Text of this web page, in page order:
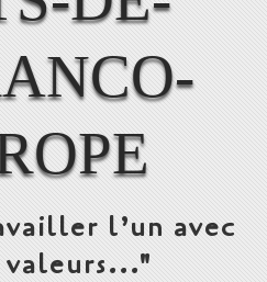
l’un avec